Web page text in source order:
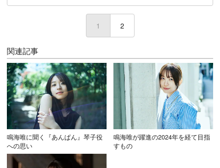
1 (current)
2
関連記事
鳴海唯に聞く『あんぱん』琴子役
への思い
鳴海唯が躍進の2024年を経て目指
すもの